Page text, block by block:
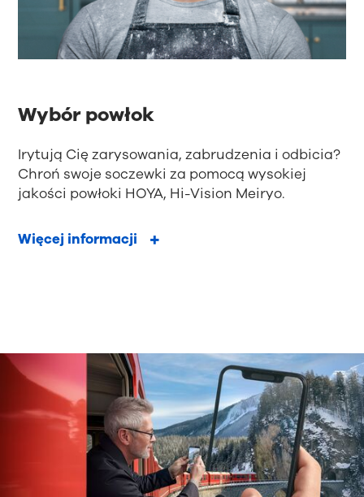
Wybór powłok
Irytują Cię zarysowania, zabrudzenia i odbicia?
Chroń swoje soczewki za pomocą wysokiej
jakości powłoki HOYA, Hi-Vision Meiryo.
Więcej informacji